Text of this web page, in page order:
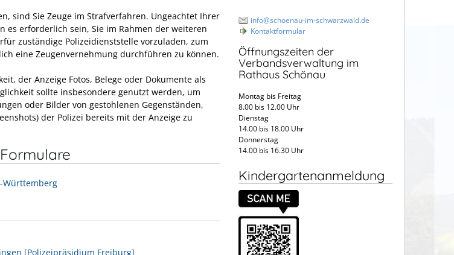
sind Sie Zeuge im Strafverfahren. Ungeachtet Ihrer
es erforderlich sein, Sie im Rahmen der weiteren
zuständige Polizeidienststelle vorzuladen, zum
eine Zeugenvernehmung durchführen zu können.
der Anzeige Fotos, Belege oder Dokumente als
sollte insbesondere genutzt werden, um
oder Bilder von gestohlenen Gegenständen,
der Polizei bereits mit der Anzeige zu
Württemberg
[Polizeipräsidium Freiburg]
info@schoenau-im-schwarzwald.de
Kontaktformular
Öffnungszeiten der
Verbandsverwaltung im
Rathaus Schönau
Montag bis Freitag
8.00 bis 12.00 Uhr
Dienstag
14.00 bis 18.00 Uhr
Donnerstag
14.00 bis 16.30 Uhr
Kindergartenanmeldung